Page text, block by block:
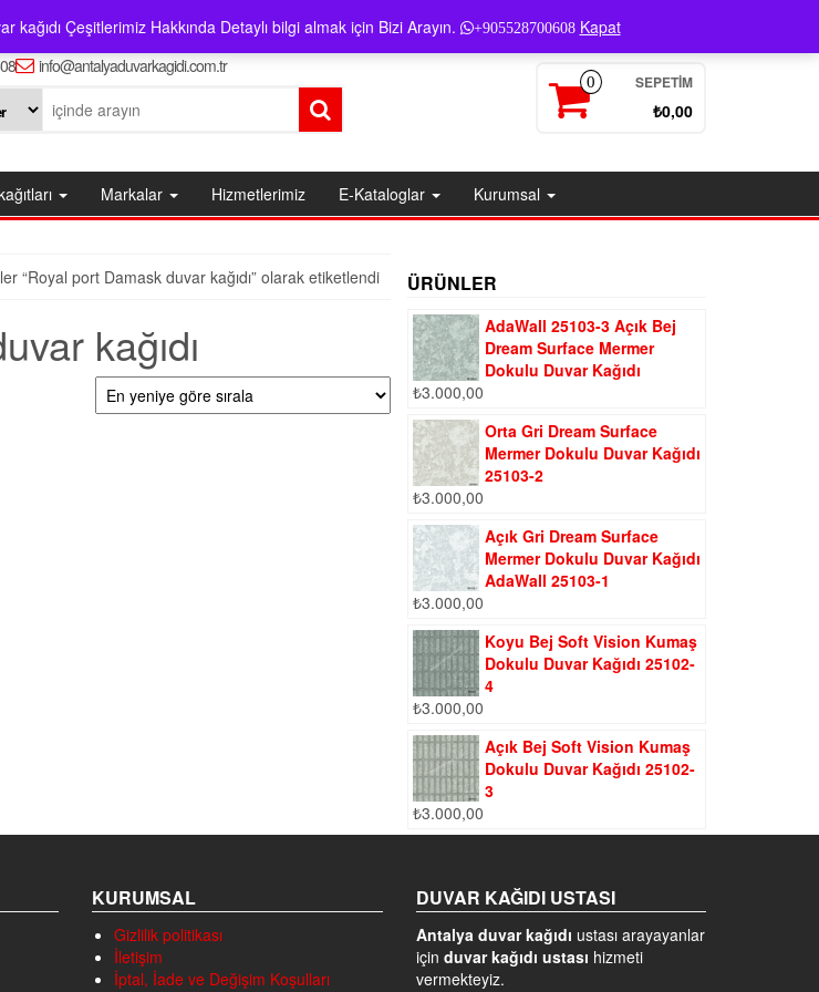
kağıdı Çeşitlerimiz Hakkında Detaylı bilgi almak için Bizi Arayın. +905528700608 Kapat
info@antalyaduvarkagidi.com.tr
0 SEPETIM
₺0,00
Markalar Hizmetlerimiz E-Kataloglar Kurumsal
“Royal port Damask duvar kağıdı” olarak etiketlendi
kağıdı
ÜRÜNLER
AdaWall 25103-3 Açık Bej
Dream Surface Mermer
Dokulu Duvar Kağıdı
₺3.000,00
Orta Gri Dream Surface
Mermer Dokulu Duvar Kağıdı
25103-2
₺3.000,00
Açık Gri Dream Surface
Mermer Dokulu Duvar Kağıdı
AdaWall 25103-1
₺3.000,00
Koyu Bej Soft Vision Kumaş
Dokulu Duvar Kağıdı 25102-
4
₺3.000,00
Açık Bej Soft Vision Kumaş
Dokulu Duvar Kağıdı 25102-
3
₺3.000,00
KURUMSAL
Gizlilik politikası
İletişim
İptal, İade ve Değişim Koşulları
DUVAR KAĞIDI USTASI
Antalya duvar kağıdı ustası arayayanlar
için duvar kağıdı ustası hizmeti
vermekteyiz.